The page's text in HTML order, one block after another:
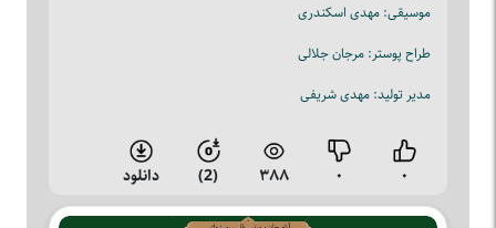
موسیقی: مهدی اسکندری
طراح پوستر: مرجان جلالی
مدیر تولید: مهدی شریفی
۰ ۰ ۳۸۸ (2) دانلود